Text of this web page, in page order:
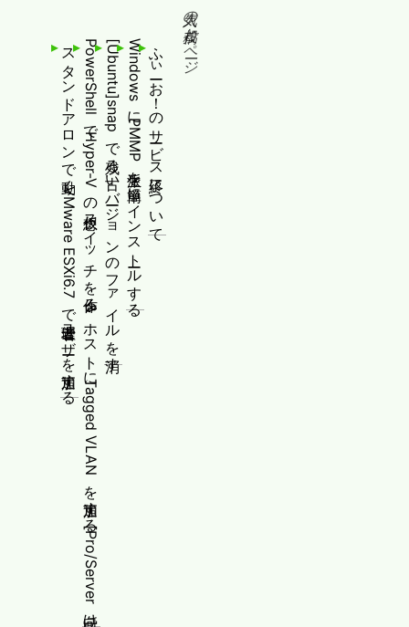
人気の投稿とページ
ふぃーお！のサービス終了について
WindowsにPMMP派生を簡単にインストールする
[Ubuntu]snapで残る古いバージョンのファイルを消す
PowerShellでHyper-Vの仮想スイッチを作る&ホストにTagged VLANを追加する[Pro/Server向け]
スタンドアロンで動くVMware ESXi6.7で管理者ユーザーを追加する